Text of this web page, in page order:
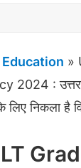
Education »
2024 :
निकला है